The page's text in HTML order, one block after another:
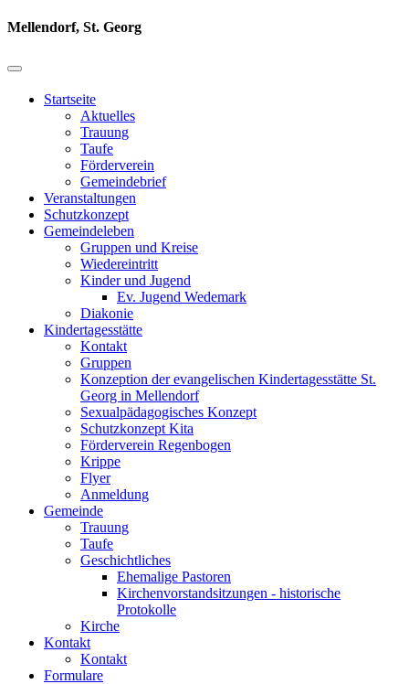
Mellendorf, St. Georg
Startseite
Aktuelles
Trauung
Taufe
Förderverein
Gemeindebrief
Veranstaltungen
Schutzkonzept
Gemeindeleben
Gruppen und Kreise
Wiedereintritt
Kinder und Jugend
Ev. Jugend Wedemark
Diakonie
Kindertagesstätte
Kontakt
Gruppen
Konzeption der evangelischen Kindertagesstätte St.
Georg in Mellendorf
Sexualpädagogisches Konzept
Schutzkonzept Kita
Förderverein Regenbogen
Krippe
Flyer
Anmeldung
Gemeinde
Trauung
Taufe
Geschichtliches
Ehemalige Pastoren
Kirchenvorstandsitzungen - historische
Protokolle
Kirche
Kontakt
Kontakt
Formulare